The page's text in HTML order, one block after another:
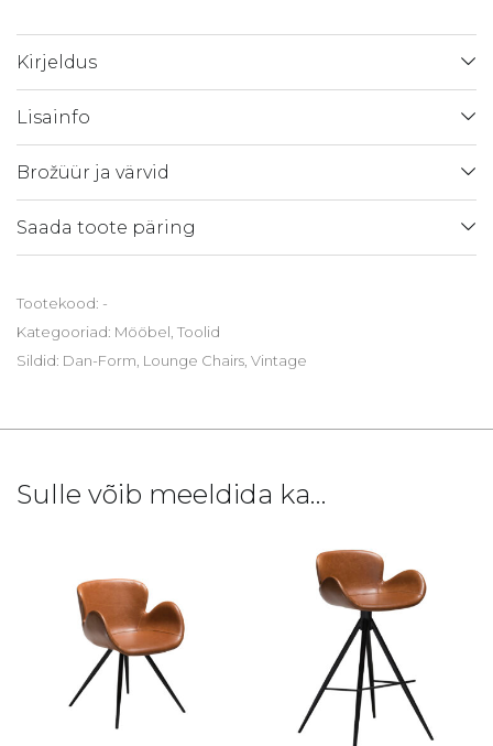
Kirjeldus
Lisainfo
Brožüür ja värvid
Saada toote päring
Tootekood: -
Kategooriad: Mööbel Toolid
Sildid: Dan-Form Lounge Chairs Vintage
Sulle võib meeldida ka…